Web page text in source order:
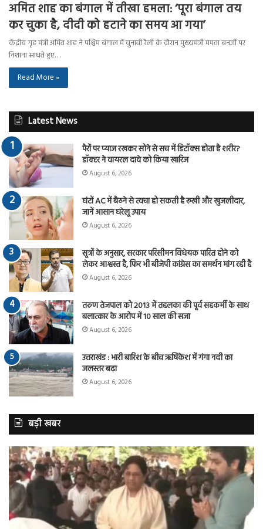
अमित शाह का बंगाल में तीखा हमला: ‘पूरा बंगाल तय
कर चुका है, दीदी को हटाने का समय आ गया’
केंद्रीय गृह मंत्री अमित शाह ने पश्चिम बंगाल में चुनावी रैली के दौरान मुख्यमंत्री ममता बनर्जी पर
निशाना साधते हुए…
Read More »
Latest News
पैरों पर प्याज रखकर सोने से सच में डिटॉक्स होता है शरीर?
डॉक्टर ने वायरल दावे को किया खारिज
August 6, 2026
घंटों AC में बैठने से त्वचा हो सकती है रूखी और खुजलीदार,
जानें आसान घरेलू उपाय
August 6, 2026
सूत्रों के अनुसार, सरकार परिसीमन विधेयक पारित होने को
लेकर आश्वस्त है, फिर भी बीजेपी कांग्रेस का समर्थन मांग रही है
August 6, 2026
तरुण तेजपाल को 2013 में तहलका की पूर्व सहकर्मी के साथ
बलात्कार के आरोप में 10 साल की सजा
August 6, 2026
उत्तराखंड : भारी बारिश के बीच ऋषिकेश में गंगा नदी का
जलस्तर बढ़ा
August 6, 2026
बड़ी खबर